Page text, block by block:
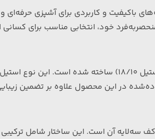
باکیفیت و کاربردی برای آشپزی
خود، انتخابی مناسب برای
با درجه کیفی بالا (استیل 18/10) ساخته
در این محصول علاوه بر تضمین زیبایی
سه‌لایه آن است. این ساختار شامل ترکیبی